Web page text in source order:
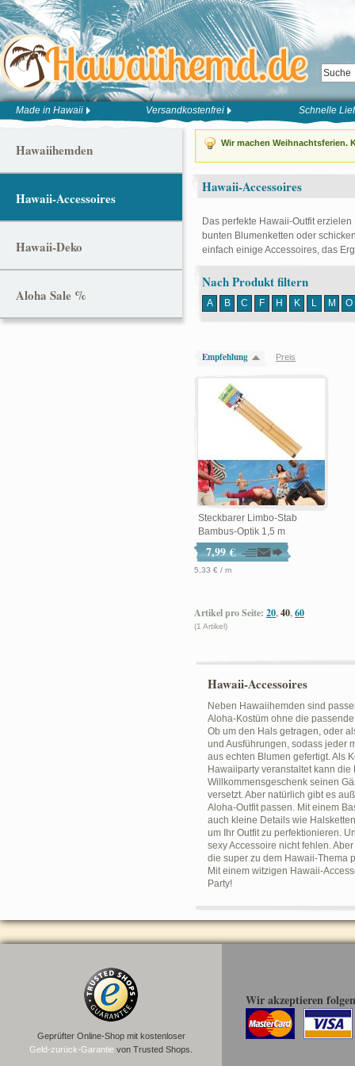
Made in Hawaii Versandkostenfrei Schnelle
Wir machen Weihnachtsferien.
Hawaii-Accessoires
Das perfekte Hawaii-Outfit
bunten Blumenketten oder
einfach einige Accessoires, das
Nach Produkt filtern
A B C F H K L M O
Empfehlung Preis
Steckbarer Limbo-Stab
Bambus-Optik 1,5 m
7,99 €
5,33 € / m
Artikel pro Seite: 20,40,60
(1 Artikel)
Hawaii-Accessoires
Neben Hawaiihemden sind
Aloha-Kostüm ohne die
Ob um den Hals getragen, oder
und Ausführungen, sodass jeder
aus echten Blumen gefertigt. Als
Hawaiiparty veranstaltet kann
Willkommensgeschenk seinen
versetzt. Aber natürlich gibt es
Aloha-Outfit passen. Mit einem
auch kleine Details wie
um Ihr Outfit zu perfektionieren.
sexy Accessoire nicht fehlen.
die super zu dem Hawaii-Thema
Mit einem witzigen Hawaii-
Party!
Hawaiihemden
Hawaii-Accessoires
Hawaii-Deko
Aloha Sale %
Geprüfter Online-Shop mit kostenloser
Geld-zurück-Garantie von Trusted Shops.
Wir akzeptieren